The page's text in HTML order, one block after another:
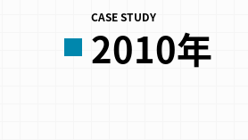
CASE STUDY
2010年